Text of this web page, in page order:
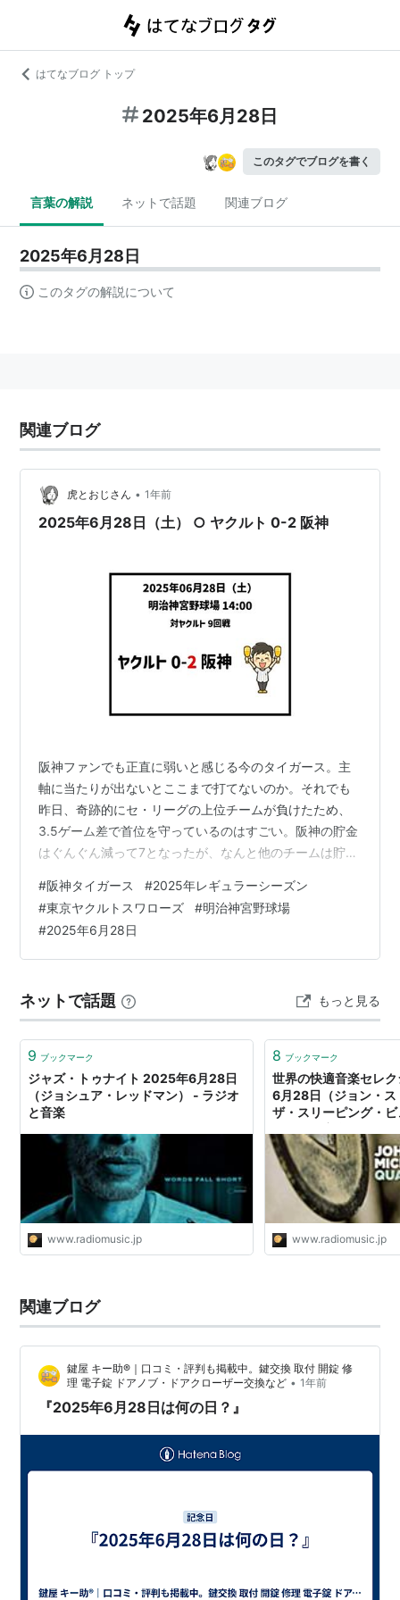
はてなブログ トップ
2025年6月28日
このタグでブログを書く
言葉の解説 ネットで話題 関連ブログ
2025年6月28日
このタグの解説について
関連ブログ
虎とおじさん • 1年前
2025年6月28日（土） ○ ヤクルト 0-2 阪神
阪神ファンでも正直に弱いと感じる今のタイガース。主
軸に当たりが出ないとここまで打てないのか。それでも
昨日、奇跡的にセ・リーグの上位チームが負けたため、
3.5ゲーム差で首位を守っているのはすごい。阪神の貯金
はぐんぐん減って7となったが、なんと他のチームは貯金
予想だが、今日は昨日、唯一のタイムリーを放ったヘル
ナンデス選手をスタメンから外してきそうな気がす
る…。 順位表 スターティングメンバー 阪神タイガース
東京ヤクルトスワローズ 試合結果 スコアボード 責任投
SPORTSで広島・DeN…
#阪神タイガース #2025年レギュラーシーズン
#東京ヤクルトスワローズ #明治神宮野球場
#2025年6月28日
ネットで話題 もっと見る
9 ブックマーク
ジャズ・トゥナイト 2025年6月28日
（ジョシュア・レッドマン） - ラジオ
と音楽
www.radiomusic.jp
8 ブックマーク
世界の快適音楽セレ
6月28日（ジョン・ス
ザ・スリーピング・
www.radiomusic.jp
関連ブログ
鍵屋 キー助®｜口コミ・評判も掲載中。鍵交換 取付 開錠 修
理 電子錠 ドアノブ・ドアクローザー交換など • 1年前
『2025年6月28日は何の日？』